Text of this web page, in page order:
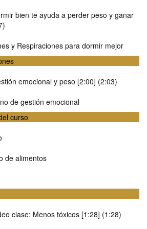
bien te ayuda a perder peso y ganar
y Respiraciones para dormir mejor
emocional y peso [2:00] (2:03)
de gestión emocional
curso
de alimentos
clase: Menos tóxicos [1:28] (1:28)